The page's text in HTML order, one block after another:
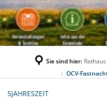
Sie sind hier:
OCV-
5JAHRESZEIT